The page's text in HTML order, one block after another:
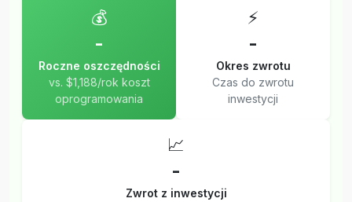
💰
-
Roczne oszczędności
vs. $1,188/rok koszt
oprogramowania
⚡
-
Okres zwrotu
Czas do zwrotu
inwestycji
📈
-
Zwrot z inwestycji